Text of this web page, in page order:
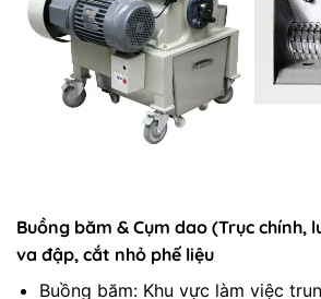
Buồng băm & Cụm dao (Trục chính,
va đập, cắt nhỏ phế liệu
Buồng băm: Khu vực làm việc